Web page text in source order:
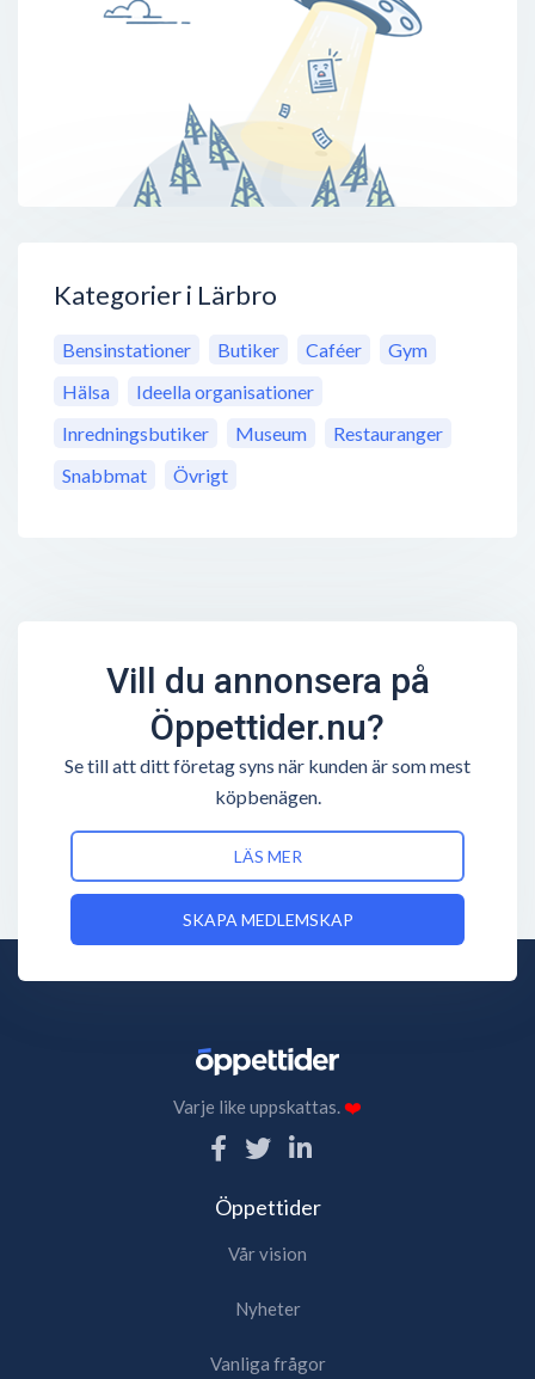
Kategorier i Lärbro
Bensinstationer Butiker Caféer
Gym
Hälsa
Ideella organisationer
Inredningsbutiker
Museum
Restauranger
Snabbmat
Övrigt
Vill du annonsera på
Öppettider.nu?
Se till att ditt företag syns när kunden är som mest
köpbenägen.
LÄS MER
SKAPA MEDLEMSKAP
Varje like uppskattas.❤️
Öppettider
Vår vision
Nyheter
Vanliga frågor